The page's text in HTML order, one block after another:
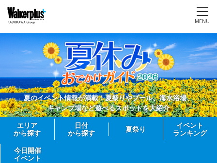
MENU
夏のイベント情報が満載！夏祭りやプール、海水浴場、
キャンプ場など遊べるスポットを大紹介
エリア
から探す
日付
から探す
夏祭り
イベント
ランキング
今日開催
イベント